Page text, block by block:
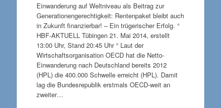
Einwanderung auf Weltniveau als Beitrag zur
Generationengerechtigkeit: Rentenpaket bleibt auch
in Zukunft finanzierbar! – Ein trügerischer Erfolg. °
HBF-AKTUELL Tübingen 21. Mai 2014, erstellt
13:00 Uhr, Stand 20:45 Uhr ° Laut der
Wirtschaftsorganisation OECD hat die Netto-
Einwanderung nach Deutschland bereits 2012
(HPL) die 400.000 Schwelle erreicht (HPL). Damit
lag die Bundesrepublik erstmals OECD-weit an
zweiter…